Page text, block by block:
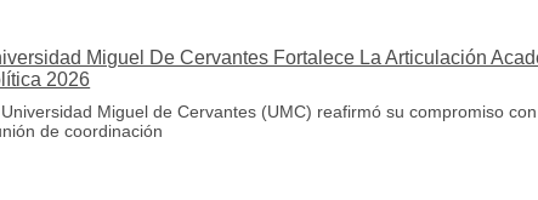
Miguel De Cervantes Fortalece La Articulación
2026
Miguel de Cervantes (UMC) reafirmó su compromiso
de coordinación